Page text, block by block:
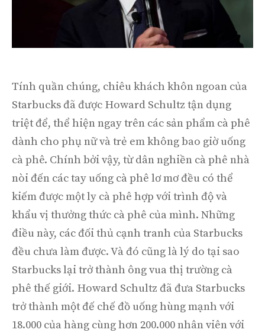
Tính quần chúng, chiêu khách khôn ngoan của
Starbucks đã được Howard Schultz tận dụng
triệt để, thể hiện ngay trên các sản phẩm cà phê
dành cho phụ nữ và trẻ em không bao giờ uống
cà phê. Chính bởi vậy, từ dân nghiền cà phê nhà
nòi đến các tay uống cà phê lơ mơ đều có thể
kiếm được một ly cà phê hợp với trình độ và
khẩu vị thưởng thức cà phê của mình. Những
điều này, các đối thủ cạnh tranh của Starbucks
đều chưa làm được. Và đó cũng là lý do tại sao
Starbucks lại trở thành ông vua thị trường cà
phê thế giới. Howard Schultz đã đưa Starbucks
trở thành một đế chế đồ uống hùng mạnh với
18.000 của hàng cùng hơn 200.000 nhân viên với